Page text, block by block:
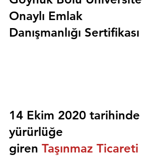
Onaylı Emlak
Danışmanlığı Sertifikası
14 Ekim 2020 tarihinde
yürürlüğe
giren Taşınmaz Ticareti